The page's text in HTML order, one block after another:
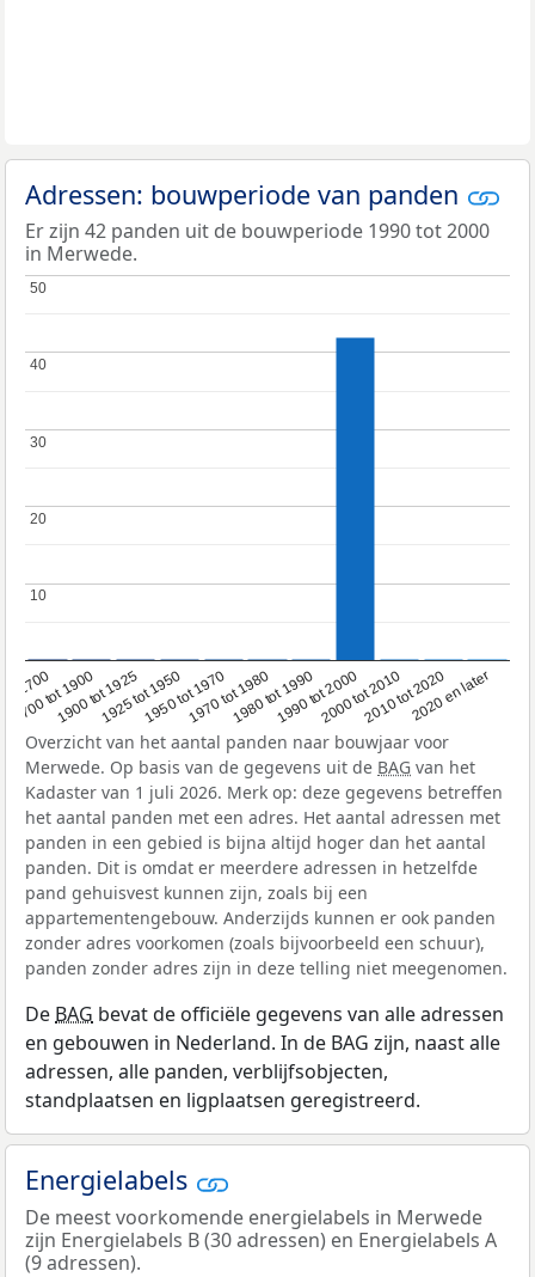
Adressen: bouwperiode van panden
Er zijn 42 panden uit de bouwperiode 1990 tot 2000
in Merwede.
1700
1700 tot 1900
1900 tot 19251925 tot 19501950 tot 19701970 tot 19801980 tot 19901990 tot 20002000 tot 20102010 tot 20202020 en later
10
10
20
20
30
30
40
40
50
50
Overzicht van het aantal panden naar bouwjaar voor
Merwede. Op basis van de gegevens uit de BAG van het
Kadaster van 1 juli 2026. Merk op: deze gegevens betreffen
het aantal panden met een adres. Het aantal adressen met
panden in een gebied is bijna altijd hoger dan het aantal
panden. Dit is omdat er meerdere adressen in hetzelfde
pand gehuisvest kunnen zijn, zoals bij een
appartementengebouw. Anderzijds kunnen er ook panden
zonder adres voorkomen (zoals bijvoorbeeld een schuur),
panden zonder adres zijn in deze telling niet meegenomen.
De BAG bevat de officiële gegevens van alle adressen
en gebouwen in Nederland. In de BAG zijn, naast alle
adressen, alle panden, verblijfsobjecten,
standplaatsen en ligplaatsen geregistreerd.
Energielabels
De meest voorkomende energielabels in Merwede
zijn Energielabels B (30 adressen) en Energielabels A
(9 adressen).